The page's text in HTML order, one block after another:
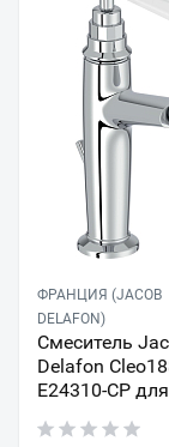
ФРАНЦИЯ (JACOB
DELAFON)
Смеситель
Delafon
E24310-CP